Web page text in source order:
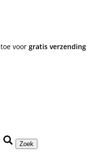
toe voor gratis verzending
Zoek